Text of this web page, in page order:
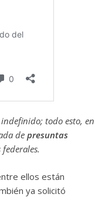
todo esto, en
de presuntas
ellos están
ya solicitó